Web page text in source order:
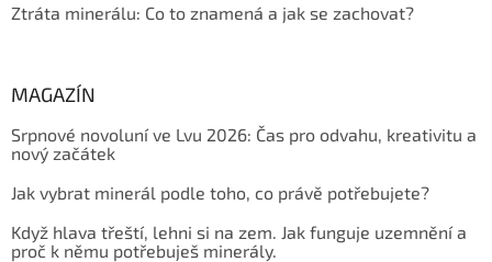
Ztráta minerálu: Co to znamená a jak se zachovat?
MAGAZÍN
Srpnové novoluní ve Lvu 2026: Čas pro odvahu, kreativitu a
nový začátek
Jak vybrat minerál podle toho, co právě potřebujete?
Když hlava třeští, lehni si na zem. Jak funguje uzemnění a
proč k němu potřebuješ minerály.